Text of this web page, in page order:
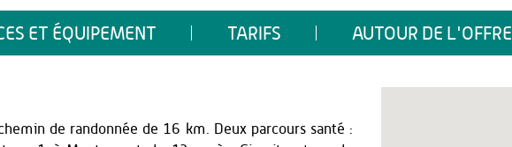
ET ÉQUIPEMENT TARIFS AUTOUR DE L'OFFRE
de randonnée de 16 km. Deux parcours santé :